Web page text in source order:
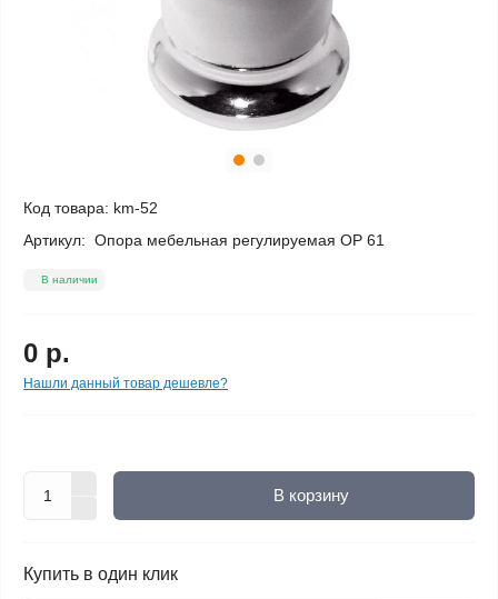
Код товара: km-52
Артикул: Опора мебельная регулируемая ОР 61
В наличии
0 р.
Нашли данный товар дешевле?
В корзину
Купить в один клик